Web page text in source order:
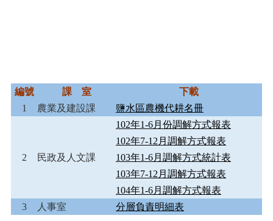
編號 課 室
下載
1
農業及建設課 鹽水區農機代耕名冊
2 民政及人文課
102年1-6月份調解方式報表
102年7-12月調解方式報表
103年1-6月調解方式統計表
103年7-12月調解方式報表
104年1-6月調解方式報表
3
人事室 分層負責明細表